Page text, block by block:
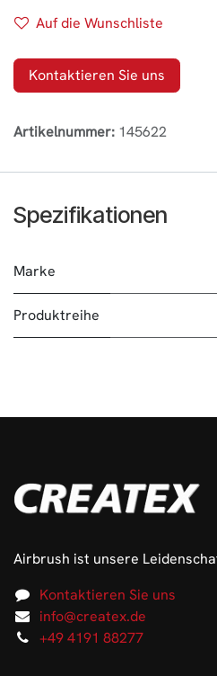
Auf die Wunschliste
Kontaktieren Sie uns
Artikelnummer: 145622
Spezifikationen
Marke
Produktreihe
Airbrush ist unsere
Kontaktieren Sie uns
info@createx.de
+49 4191 88277